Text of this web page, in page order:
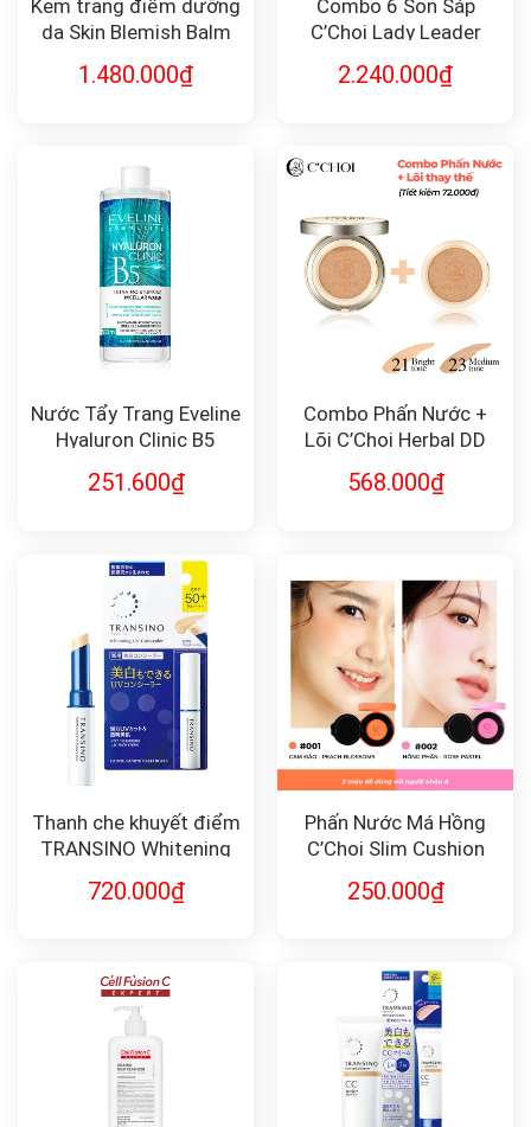
Kem trang điểm dưỡng
da Skin Blemish Balm
1.480.000₫
Combo 6 Son Sáp
C’Choi Lady Leader
2.240.000₫
Nước Tẩy Trang Eveline
Hyaluron Clinic B5
251.600₫
Combo Phấn Nước +
Lõi C’Choi Herbal DD
568.000₫
Thanh che khuyết điểm
TRANSINO Whitening
chống tia UV và dưỡng
720.000₫
Phấn Nước Má Hồng
C’Choi Slim Cushion
250.000₫